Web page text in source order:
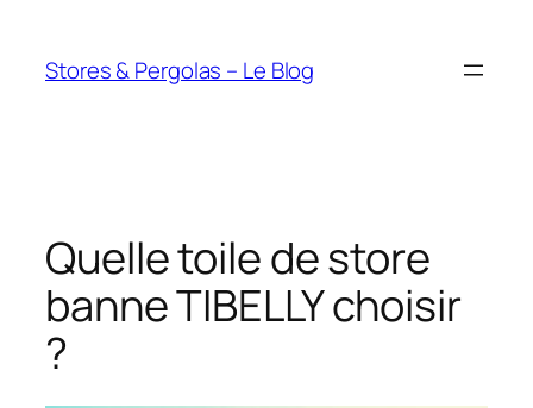
contenu
Stores & Pergolas – Le Blog
Quelle toile de store
banne TIBELLY choisir
?